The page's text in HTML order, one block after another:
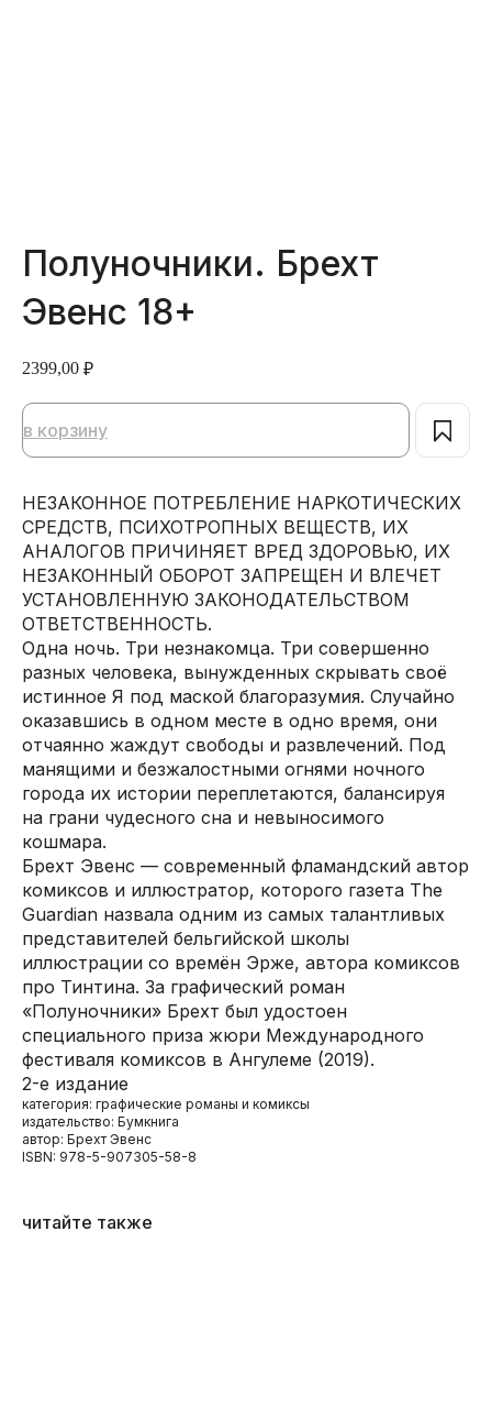
Полуночники. Брехт
Эвенс 18+
2399,00 ₽
в корзину
НЕЗАКОННОЕ ПОТРЕБЛЕНИЕ НАРКОТИЧЕСКИХ
СРЕДСТВ, ПСИХОТРОПНЫХ ВЕЩЕСТВ, ИХ
АНАЛОГОВ ПРИЧИНЯЕТ ВРЕД ЗДОРОВЬЮ, ИХ
НЕЗАКОННЫЙ ОБОРОТ ЗАПРЕЩЕН И ВЛЕЧЕТ
УСТАНОВЛЕННУЮ ЗАКОНОДАТЕЛЬСТВОМ
ОТВЕТСТВЕННОСТЬ.
Одна ночь. Три незнакомца. Три совершенно
разных человека, вынужденных скрывать своё
истинное Я под маской благоразумия. Случайно
оказавшись в одном месте в одно время, они
отчаянно жаждут свободы и развлечений. Под
манящими и безжалостными огнями ночного
города их истории переплетаются, балансируя
на грани чудесного сна и невыносимого
кошмара.
Брехт Эвенс — современный фламандский автор
комиксов и иллюстратор, которого газета The
Guardian назвала одним из самых талантливых
представителей бельгийской школы
иллюстрации со времён Эрже, автора комиксов
про Тинтина. За графический роман
«Полуночники» Брехт был удостоен
специального приза жюри Международного
фестиваля комиксов в Ангулеме (2019).
2-е издание
категория: графические романы и комиксы
издательство: Бумкнига
автор: Брехт Эвенс
ISBN: 978-5-907305-58-8
читайте также